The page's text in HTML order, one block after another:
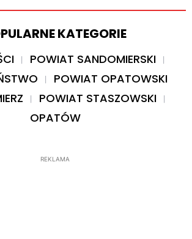
KATEGORIE
POWIAT SANDOMIERSKI
POWIAT OPATOWSKI
POWIAT STASZOWSKI
OPATÓW
REKLAMA